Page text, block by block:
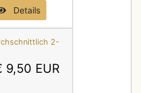
Details
2-
9,50 EUR